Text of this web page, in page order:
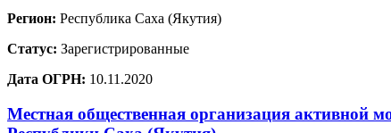
Регион: Республика Саха (Якутия)
Статус: Зарегистрированные
Дата ОГРН: 10.11.2020
Местная общественная организация активной